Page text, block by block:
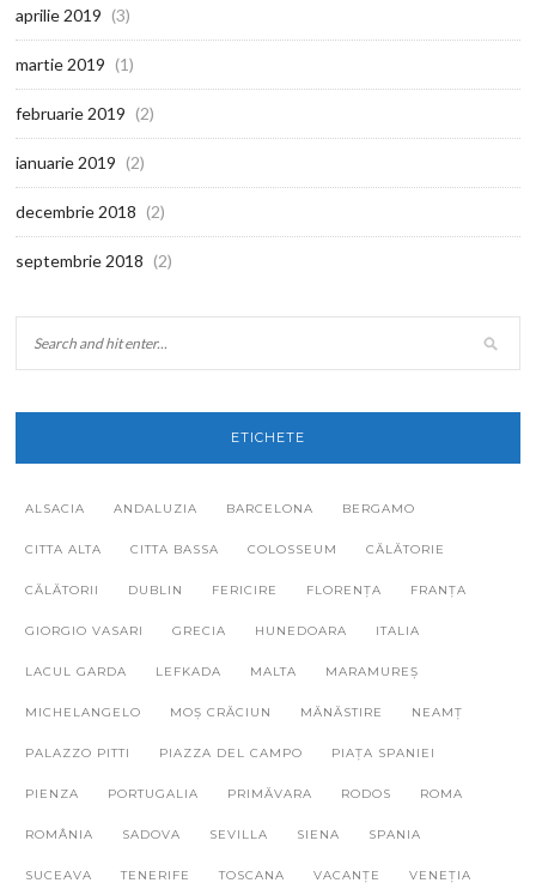
aprilie 2019 (3)
martie 2019 (1)
februarie 2019 (2)
ianuarie 2019 (2)
decembrie 2018 (2)
septembrie 2018 (2)
ETICHETE
ALSACIA ANDALUZIA BARCELONA BERGAMO
CITTA ALTA CITTA BASSA COLOSSEUM CĂLĂTORIE
CĂLĂTORII DUBLIN FERICIRE FLORENȚA FRANȚA
GIORGIO VASARI GRECIA HUNEDOARA ITALIA
LACUL GARDA LEFKADA MALTA MARAMUREȘ
MICHELANGELO MOȘ CRĂCIUN MĂNĂSTIRE NEAMȚ
PALAZZO PITTI PIAZZA DEL CAMPO PIAȚA SPANIEI
PIENZA PORTUGALIA PRIMĂVARA RODOS ROMA
ROMÂNIA SADOVA SEVILLA SIENA SPANIA
SUCEAVA TENERIFE TOSCANA VACANȚE VENEȚIA